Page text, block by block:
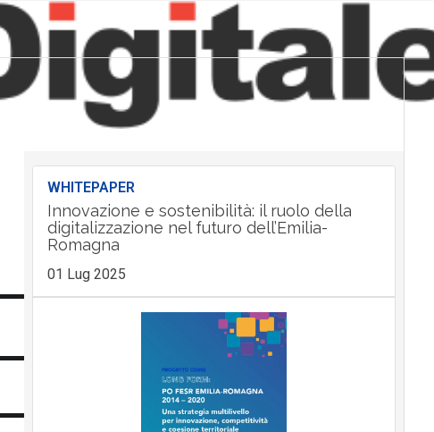
WHITEPAPER
Innovazione e sostenibilità: il ruolo della
digitalizzazione nel futuro dell’Emilia-
Romagna
01 Lug 2025